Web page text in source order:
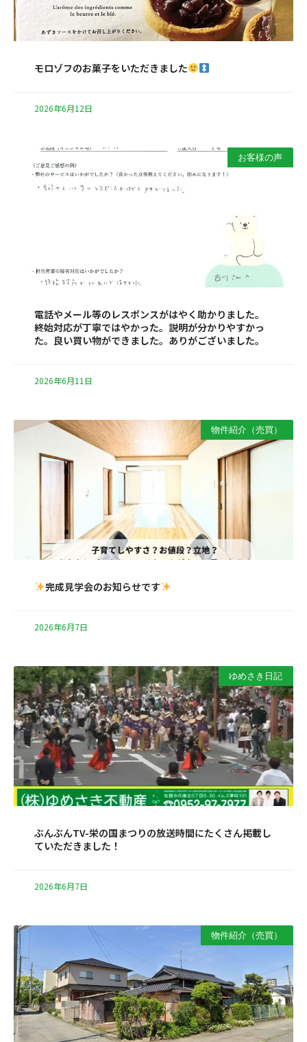
モロゾフのお菓子をいただきました
2026年6月12日
お客様の声
電話やメール等のレスポンスがはやく助かりました。
終始対応が丁寧ではやかった。説明が分かりやすかっ
た。良い買い物ができました。ありがございました。
2026年6月11日
物件紹介（売買）
完成見学会のお知らせです
2026年6月7日
ゆめさき日記
ぶんぶんTV-栄の国まつりの放送時間にたくさん掲載し
ていただきました！
2026年6月7日
物件紹介（売買）